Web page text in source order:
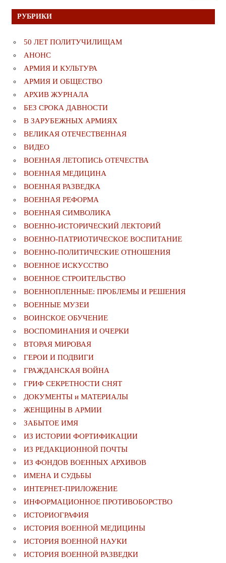
РУБРИКИ
50 ЛЕТ ПОЛИТУЧИЛИЩАМ
АНОНС
АРМИЯ И КУЛЬТУРА
АРМИЯ И ОБЩЕСТВО
АРХИВ ЖУРНАЛА
БЕЗ СРОКА ДАВНОСТИ
В ЗАРУБЕЖНЫХ АРМИЯХ
ВЕЛИКАЯ ОТЕЧЕСТВЕННАЯ
ВИДЕО
ВОЕННАЯ ЛЕТОПИСЬ ОТЕЧЕСТВА
ВОЕННАЯ МЕДИЦИНА
ВОЕННАЯ РАЗВЕДКА
ВОЕННАЯ РЕФОРМА
ВОЕННАЯ СИМВОЛИКА
ВОЕННО-ИСТОРИЧЕСКИЙ ЛЕКТОРИЙ
ВОЕННО-ПАТРИОТИЧЕСКОЕ ВОСПИТАНИЕ
ВОЕННО-ПОЛИТИЧЕСКИE ОТНОШЕНИЯ
ВОЕННОЕ ИСКУССТВО
ВОЕННОЕ СТРОИТЕЛЬСТВО
ВОЕННОПЛЕННЫЕ: ПРОБЛЕМЫ И РЕШЕНИЯ
ВОЕННЫЕ МУЗЕИ
ВОИНСКОЕ ОБУЧЕНИЕ
ВОСПОМИНАНИЯ И ОЧЕРКИ
ВТОРАЯ МИРОВАЯ
ГЕРОИ И ПОДВИГИ
ГРАЖДАНСКАЯ ВОЙНА
ГРИФ СЕКРЕТНОСТИ СНЯТ
ДОКУМЕНТЫ и МАТЕРИАЛЫ
ЖЕНЩИНЫ В АРМИИ
ЗАБЫТОЕ ИМЯ
ИЗ ИСТОРИИ ФОРТИФИКАЦИИ
ИЗ РЕДАКЦИОННОЙ ПОЧТЫ
ИЗ ФОНДОВ ВОЕННЫХ АРХИВОВ
ИМЕНА И СУДЬБЫ
ИНТЕРНЕТ-ПРИЛОЖЕНИЕ
ИНФОРМАЦИОННОЕ ПРОТИВОБОРСТВО
ИСТОРИОГРАФИЯ
ИСТОРИЯ ВОЕННОЙ МЕДИЦИНЫ
ИСТОРИЯ ВОЕННОЙ НАУКИ
ИСТОРИЯ ВОЕННОЙ РАЗВЕДКИ